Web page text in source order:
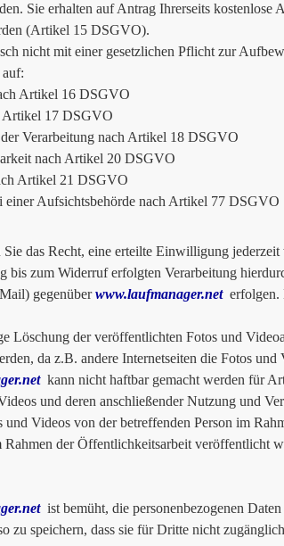
Sie erhalten auf Antrag Ihrerseits kostenlose
(Artikel 15 DSGVO).
nicht mit einer gesetzlichen Pflicht zur
Artikel 16 DSGVO
Artikel 17 DSGVO
Verarbeitung nach Artikel 18 DSGVO
nach Artikel 20 DSGVO
Artikel 21 DSGVO
einer Aufsichtsbehörde nach Artikel 77 DSGVO
Sie das Recht, eine erteilte Einwilligung
bis zum Widerruf erfolgten Verarbeitung
gegenüberwww.laufmanager.neterfolgen.
Löschung der veröffentlichten Fotos und
da z.B. andere Internetseiten die Fotos
kann nicht haftbar gemacht werden für
und deren anschließender Nutzung und
und Videos von der betreffenden Person im
Rahmen der Öffentlichkeitsarbeit veröffentlicht
ist bemüht, die personenbezogenen
zu speichern, dass sie für Dritte nicht